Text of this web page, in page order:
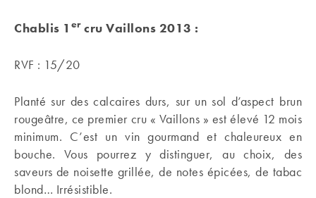
Chablis 1 ercru Vaillons 2013 :
RVF : 15/20
Planté sur des calcaires durs, sur un sol d’aspect brun
rougeâtre, ce premier cru « Vaillons » est élevé 12 mois
minimum. C’est un vin gourmand et chaleureux en
bouche. Vous pourrez y distinguer, au choix, des
saveurs de noisette grillée, de notes épicées, de tabac
blond… Irrésistible.